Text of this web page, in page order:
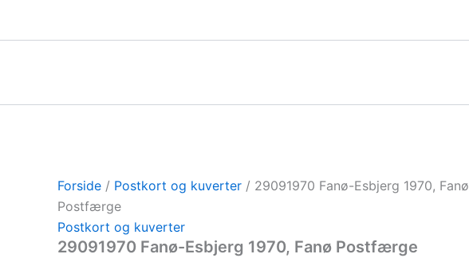
Forside / Postkort og kuverter / 29091970 Fanø-Esbjerg 1970, Fanø
Postfærge
Postkort og kuverter
29091970 Fanø-Esbjerg 1970, Fanø Postfærge